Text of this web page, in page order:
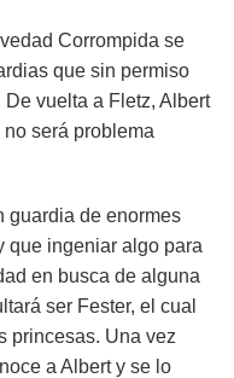
Corrompida se
que sin permiso
vuelta a Fletz, Albert
será problema
guardia de enormes
que ingeniar algo para
en busca de alguna
ser Fester, el cual
princesas. Una vez
a Albert y se lo